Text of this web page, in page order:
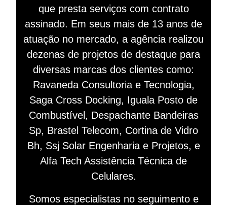
que presta serviços com contrato
assinado. Em seus mais de 13 anos de
atuação no mercado, a agência realizou
dezenas de projetos de destaque para
diversas marcas dos clientes como:
Ravaneda Consultoria e Tecnologia,
Saga Cross Docking, Iguala Posto de
Combustível, Despachante Bandeiras
Sp, Brastel Telecom, Cortina de Vidro
Bh, Ssj Solar Engenharia e Projetos, e
Alfa Tech Assistência Técnica de
Celulares.
Somos especialistas no seguimento e